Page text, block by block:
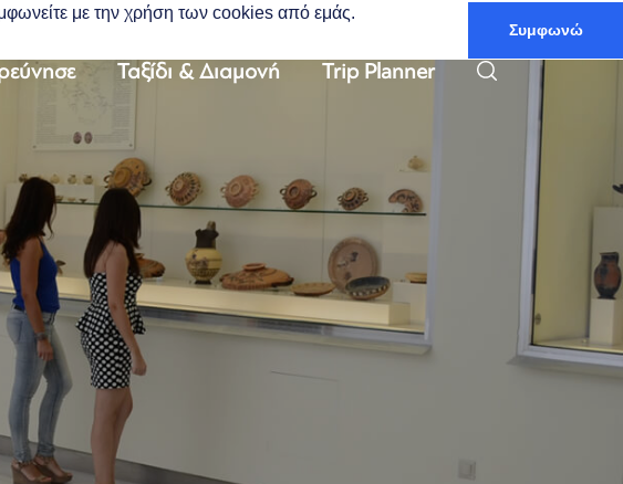
με την χρήση των cookies από εμάς.
Συμφωνώ
Ταξίδι & Διαμονή Trip Planner